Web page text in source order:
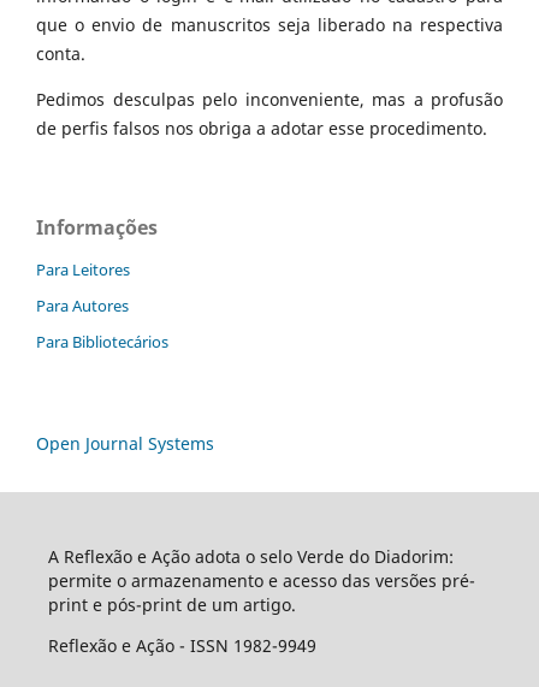
que o envio de manuscritos seja liberado na respectiva
conta.
Pedimos desculpas pelo inconveniente, mas a profusão
de perfis falsos nos obriga a adotar esse procedimento.
Informações
Para Leitores
Para Autores
Para Bibliotecários
Open Journal Systems
A Reflexão e Ação adota o selo Verde do Diadorim:
permite o armazenamento e acesso das versões pré-
print e pós-print de um artigo.
Reflexão e Ação - ISSN 1982-9949